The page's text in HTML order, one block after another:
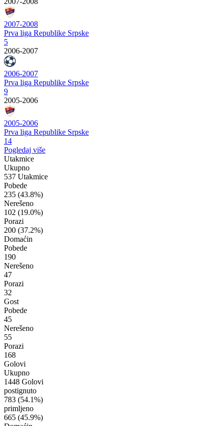
2007-2008
Prva liga Republike Srpske
5
2006-2007
2006-2007
Prva liga Republike Srpske
9
2005-2006
2005-2006
Prva liga Republike Srpske
14
Pogledaj više
Utakmice
Ukupno
537 Utakmice
Pobede
235 (43.8%)
Nerešeno
102 (19.0%)
Porazi
200 (37.2%)
Domaćin
Pobede
190
Nerešeno
47
Porazi
32
Gost
Pobede
45
Nerešeno
55
Porazi
168
Golovi
Ukupno
1448 Golovi
postignuto
783 (54.1%)
primljeno
665 (45.9%)